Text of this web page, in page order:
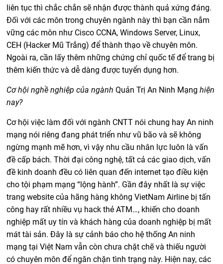
liên tục thì chắc chắn sẽ nhận được thành quả xứng đáng.
Đối với các môn trong chuyên ngành này thì bạn cần nắm
vững các môn như Cisco CCNA, Windows Server, Linux,
CEH (Hacker Mũ Trắng) để thành thạo về chuyên môn.
Ngoài ra, cần lấy thêm những chứng chỉ quốc tế để trang bị
thêm kiến thức và dễ dàng được tuyển dụng hơn.
Cơ hội nghề nghiệp của ngànhQuản Trị An Ninh Mạng hiện
nay?
Cơ hội việc làm đối với ngành CNTT nói chung hay An ninh
mạng nói riêng đang phát triển như vũ bão và sẽ không
ngừng mạnh mẽ hơn, vì vậy nhu cầu nhân lực luôn là vấn
đề cấp bách. Thời đại công nghệ, tất cả các giao dịch, vấn
đề kinh doanh đều có liên quan đến internet tạo điều kiện
cho tội phạm mạng “lộng hành”. Gần đây nhất là sự việc
trang website của hãng hàng không VietNam Airline bị tấn
công hay rất nhiều vụ hack thẻ ATM…, khiến cho doanh
nghiệp mất uy tín và khách hàng của doanh nghiệp bị mất
mát tài sản. Đây là sự cảnh báo cho hệ thống An ninh
mạng tại Việt Nam vẫn còn chưa chặt chẽ và thiếu người
có chuyên môn để ngăn chặn tình trạng này. Hiện nay, các